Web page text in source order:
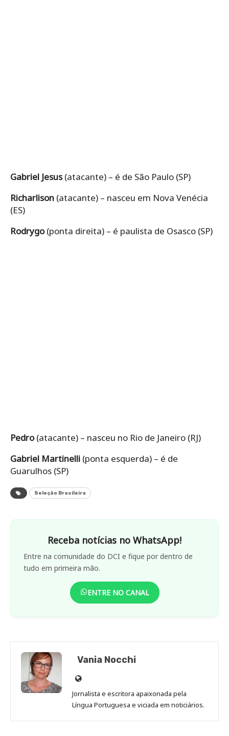
Gabriel Jesus(atacante) – é de São Paulo (SP)
Richarlison (atacante) – nasceu em Nova Venécia
(ES)
Rodrygo(ponta direita) – é paulista de Osasco (SP)
Pedro(atacante) – nasceu no Rio de Janeiro (RJ)
Gabriel Martinelli (ponta esquerda) – é de
Guarulhos (SP)
Seleção Brasileira
Receba notícias no WhatsApp!
Entre na comunidade do DCI e fique por dentro de
tudo em primeira mão.
ENTRE NO CANAL
Vania Nocchi
Site
de
Vania
Jornalista e escritora apaixonada pela
Língua Portuguesa e viciada em noticiários.